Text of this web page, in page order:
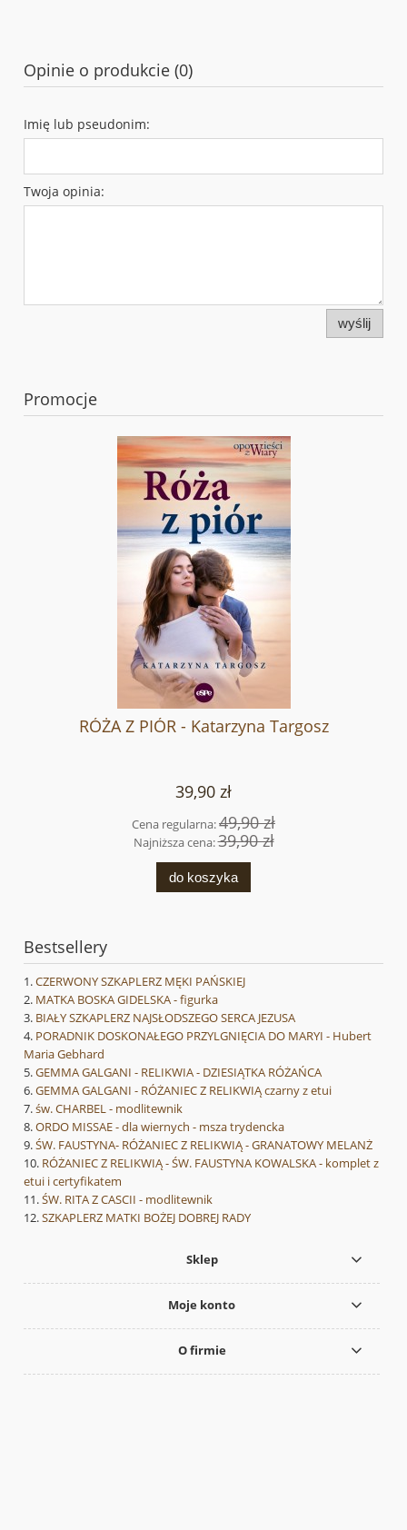
Opinie o produkcie (0)
Imię lub pseudonim:
Twoja opinia:
wyślij
Promocje
RÓŻA Z PIÓR - Katarzyna Targosz
39,90 zł
Cena regularna:49,90 zł
Najniższa cena:39,90 zł
do koszyka
Bestsellery
CZERWONY SZKAPLERZ MĘKI PAŃSKIEJ
MATKA BOSKA GIDELSKA - figurka
BIAŁY SZKAPLERZ NAJSŁODSZEGO SERCA JEZUSA
PORADNIK DOSKONAŁEGO PRZYLGNIĘCIA DO MARYI - Hubert
Maria Gebhard
GEMMA GALGANI - RELIKWIA - DZIESIĄTKA RÓŻAŃCA
GEMMA GALGANI - RÓŻANIEC Z RELIKWIĄ czarny z etui
św. CHARBEL - modlitewnik
ORDO MISSAE - dla wiernych - msza trydencka
ŚW. FAUSTYNA- RÓŻANIEC Z RELIKWIĄ - GRANATOWY MELANŻ
RÓŻANIEC Z RELIKWIĄ - ŚW. FAUSTYNA KOWALSKA - komplet z
etui i certyfikatem
ŚW. RITA Z CASCII - modlitewnik
SZKAPLERZ MATKI BOŻEJ DOBREJ RADY
Sklep
Moje konto
O firmie